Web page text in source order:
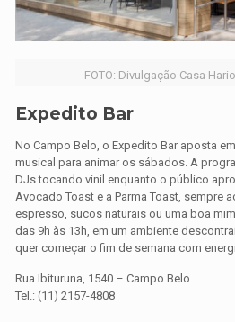
FOTO: Divulgação Casa
Expedito Bar
No Campo Belo, o Expedito Bar aposta
musical para animar os sábados. A
DJs tocando vinil enquanto o público
Avocado Toast e a Parma Toast, sempre
espresso, sucos naturais ou uma boa
das 9h às 13h, em um ambiente
quer começar o fim de semana com
Rua Ibituruna, 1540 – Campo Belo
Tel.: (11) 2157-4808